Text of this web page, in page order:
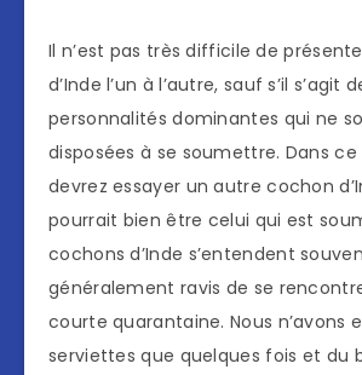
Il n’est pas très difficile de
d’Inde l’un à l’autre, sauf s’il s’agit
personnalités dominantes qui ne
disposées à se soumettre. Dans ce
devrez essayer un autre cochon
pourrait bien être celui qui est
cochons d’Inde s’entendent
généralement ravis de se
courte quarantaine. Nous n’avons
serviettes que quelques fois et du